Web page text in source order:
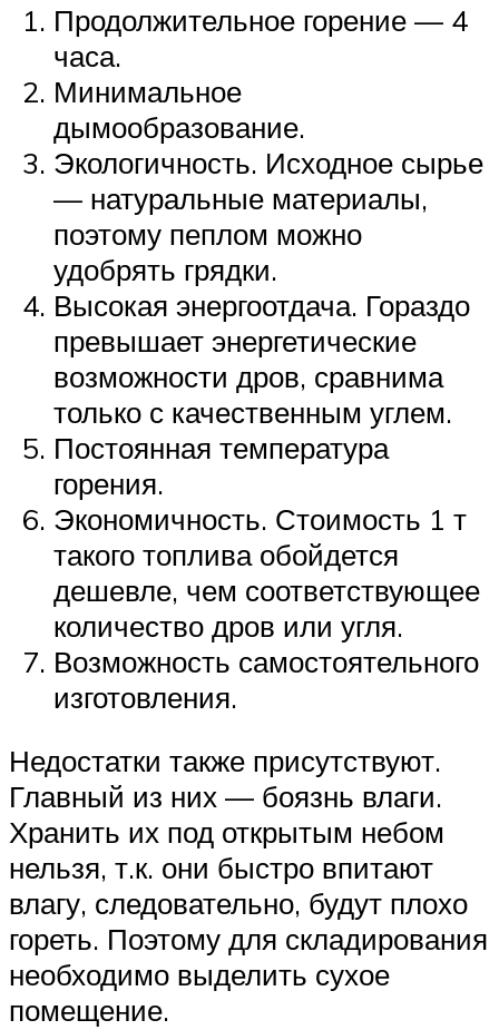
Продолжительное горение — 4
часа.
Минимальное
дымообразование.
Экологичность. Исходное сырье
— натуральные материалы,
поэтому пеплом можно
удобрять грядки.
Высокая энергоотдача. Гораздо
превышает энергетические
возможности дров, сравнима
только с качественным углем.
Постоянная температура
горения.
Экономичность. Стоимость 1 т
такого топлива обойдется
дешевле, чем соответствующее
количество дров или угля.
Возможность самостоятельного
изготовления.
Недостатки также присутствуют.
Главный из них — боязнь влаги.
Хранить их под открытым небом
нельзя, т.к. они быстро впитают
влагу, следовательно, будут плохо
гореть. Поэтому для складирования
необходимо выделить сухое
помещение.